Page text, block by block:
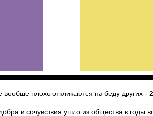
вообще плохо откликаются на беду других -
и сочувствия ушло из общества в годы